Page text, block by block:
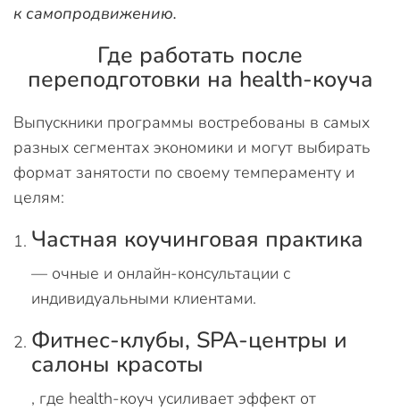
к самопродвижению.
Где работать после
переподготовки на health-коуча
Выпускники программы востребованы в самых
разных сегментах экономики и могут выбирать
формат занятости по своему темпераменту и
целям:
Частная коучинговая практика
— очные и онлайн-консультации с
индивидуальными клиентами.
Фитнес-клубы, SPA-центры и
салоны красоты
, где health-коуч усиливает эффект от